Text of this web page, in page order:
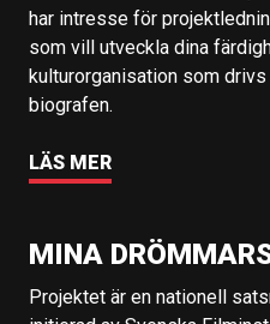
har intresse för
som vill utveckla dina
kulturorganisation som
biografen.
LÄS MER
MINA
Projektet är en nationell